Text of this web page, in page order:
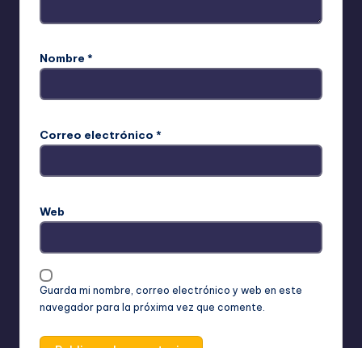
Nombre *
Correo electrónico *
Web
Guarda mi nombre, correo electrónico y web en este
navegador para la próxima vez que comente.